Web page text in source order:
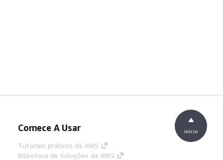
Comece A Usar
Tutoriais práticos da AWS
Biblioteca de Soluções da AWS
início